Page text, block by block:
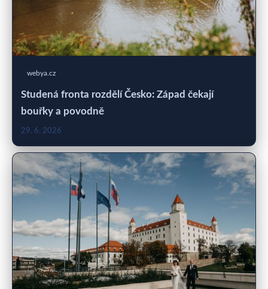
webya.cz
Studená fronta rozdělí Česko: Západ čekají
bouřky a povodně
29. 6. 2026